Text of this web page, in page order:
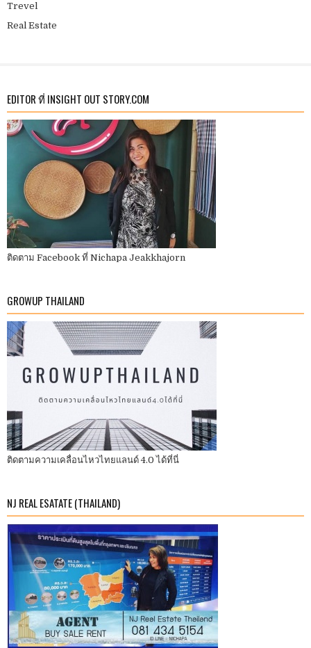
Trevel
Real Estate
EDITOR ที่ INSIGHT OUT STORY.COM
ติดตาม Facebook ที่ Nichapa Jeakkhajorn
GROWUP THAILAND
ติดตามความเคลื่อนไหวไทยแลนด์ 4.0 ได้ที่นี่
NJ REAL ESATATE (THAILAND)